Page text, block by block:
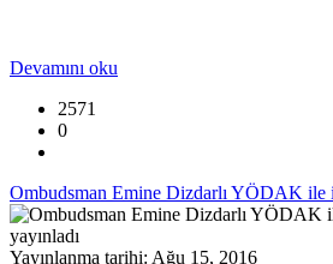
Devamını oku
2571
0
Ombudsman Emine Dizdarlı YÖDAK ile
Yayınlanma tarihi: Ağu 15, 2016